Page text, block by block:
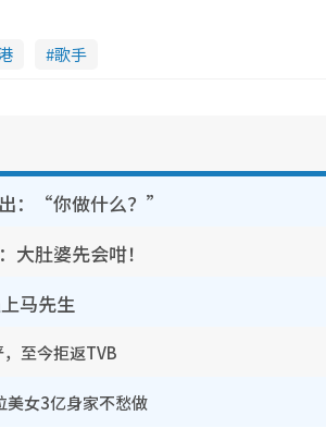
歌手
：“你做什么？”
肚婆先会咁！
马先生
至今拒返TVB
美女3亿身家不愁做